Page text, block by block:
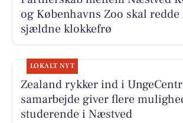
og Københavns Zoo skal redde
sjældne klokkefrø
LOKALT NYT
Zealand rykker ind i
samarbejde giver flere
studerende i Næstved